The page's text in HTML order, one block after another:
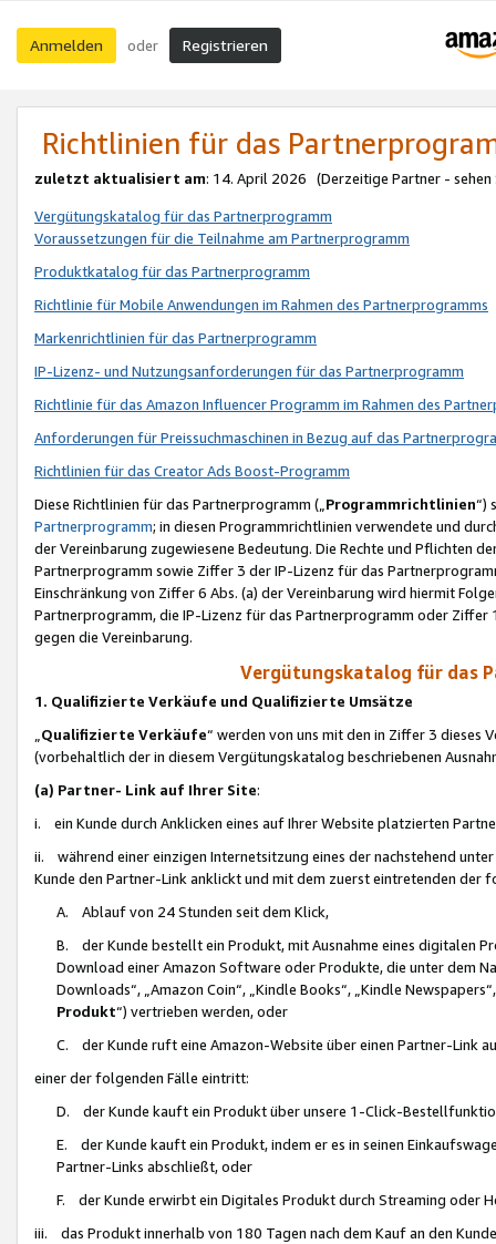
Anmelden oder Registrieren
Richtlinien für das
zuletzt aktualisiert am: 14. April 2026 (Derzeitige Partner - sehen
Vergütungskatalog für das Partnerprogramm
Voraussetzungen für die Teilnahme am Partnerprogramm
Produktkatalog für das Partnerprogramm
Richtlinie für Mobile Anwendungen im Rahmen des Partnerprogramms
Markenrichtlinien für das Partnerprogramm
IP-Lizenz- und Nutzungsanforderungen für das Partnerprogramm
Richtlinie für das Amazon Influencer Programm im Rahmen des
Anforderungen für Preissuchmaschinen in Bezug auf das
Richtlinien für das Creator Ads Boost-Programm
Diese Richtlinien für das Partnerprogramm („Programmrichtlinien“)
Partnerprogramm; in diesen Programmrichtlinien verwendete und
der Vereinbarung zugewiesene Bedeutung. Die Rechte und Pflichten
Partnerprogramm sowie Ziffer 3 der IP-Lizenz für das
Einschränkung von Ziffer 6 Abs. (a) der Vereinbarung wird hiermit
Partnerprogramm, die IP-Lizenz für das Partnerprogramm oder
gegen die Vereinbarung.
Vergütungskatalog für das
1. Qualifizierte Verkäufe und Qualifizierte Umsätze
Qualifizierte Verkäufe“ werden von uns mit den in Ziffer 3
(vorbehaltlich der in diesem Vergütungskatalog beschriebenen
(a) Partner- Link auf Ihrer Site:
i. ein Kunde durch Anklicken eines auf Ihrer Website platzierten
ii. während einer einzigen Internetsitzung eines der nachstehend
Kunde den Partner-Link anklickt und mit dem zuerst eintretenden der
A. Ablauf von 24 Stunden seit dem Klick,
B. der Kunde bestellt ein Produkt, mit Ausnahme eines digitalen
Download einer Amazon Software oder Produkte, die unter dem
Downloads“, „Amazon Coin“, „Kindle Books“, „Kindle
Produkt“) vertrieben werden, oder
C. der Kunde ruft eine Amazon-Website über einen Partner-Link
einer der folgenden Fälle eintritt:
D. der Kunde kauft ein Produkt über unsere 1-Click-
E. der Kunde kauft ein Produkt, indem er es in seinen
Partner-Links abschließt, oder
F. der Kunde erwirbt ein Digitales Produkt durch Streaming oder
iii. das Produkt innerhalb von 180 Tagen nach dem Kauf an den